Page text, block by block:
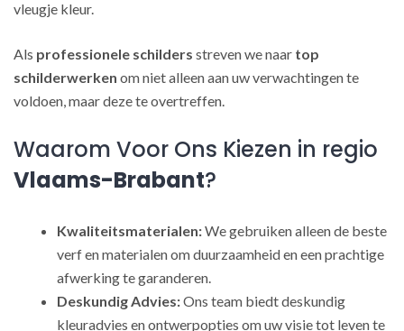
vleugje kleur.
Als professionele schilders streven we naar top
schilderwerken om niet alleen aan uw verwachtingen te
voldoen, maar deze te overtreffen.
Waarom Voor Ons Kiezen in regio
Vlaams-Brabant?
Kwaliteitsmaterialen:We gebruiken alleen de beste
verf en materialen om duurzaamheid en een prachtige
afwerking te garanderen.
Deskundig Advies:Ons team biedt deskundig
kleuradvies en ontwerpopties om uw visie tot leven te